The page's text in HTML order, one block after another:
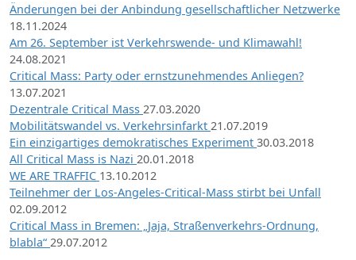
Änderungen bei der Anbindung gesellschaftlicher Netzwerke
18.11.2024
Am 26. September ist Verkehrswende- und Klimawahl!
24.08.2021
Critical Mass: Party oder ernstzunehmendes Anliegen?
13.07.2021
Dezentrale Critical Mass 27.03.2020
Mobilitätswandel vs. Verkehrsinfarkt 21.07.2019
Ein einzigartiges demokratisches Experiment 30.03.2018
All Critical Mass is Nazi 20.01.2018
WE ARE TRAFFIC 13.10.2012
Teilnehmer der Los-Angeles-Critical-Mass stirbt bei Unfall
02.09.2012
Critical Mass in Bremen: „Jaja, Straßenverkehrs-Ordnung,
blabla“ 29.07.2012